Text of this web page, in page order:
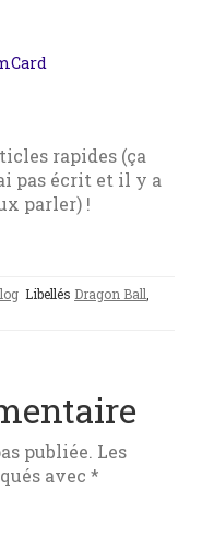
rapides (ça
pas écrit et il y a
parler) !
Libellés Dragon Ball
publiée. Les
avec *